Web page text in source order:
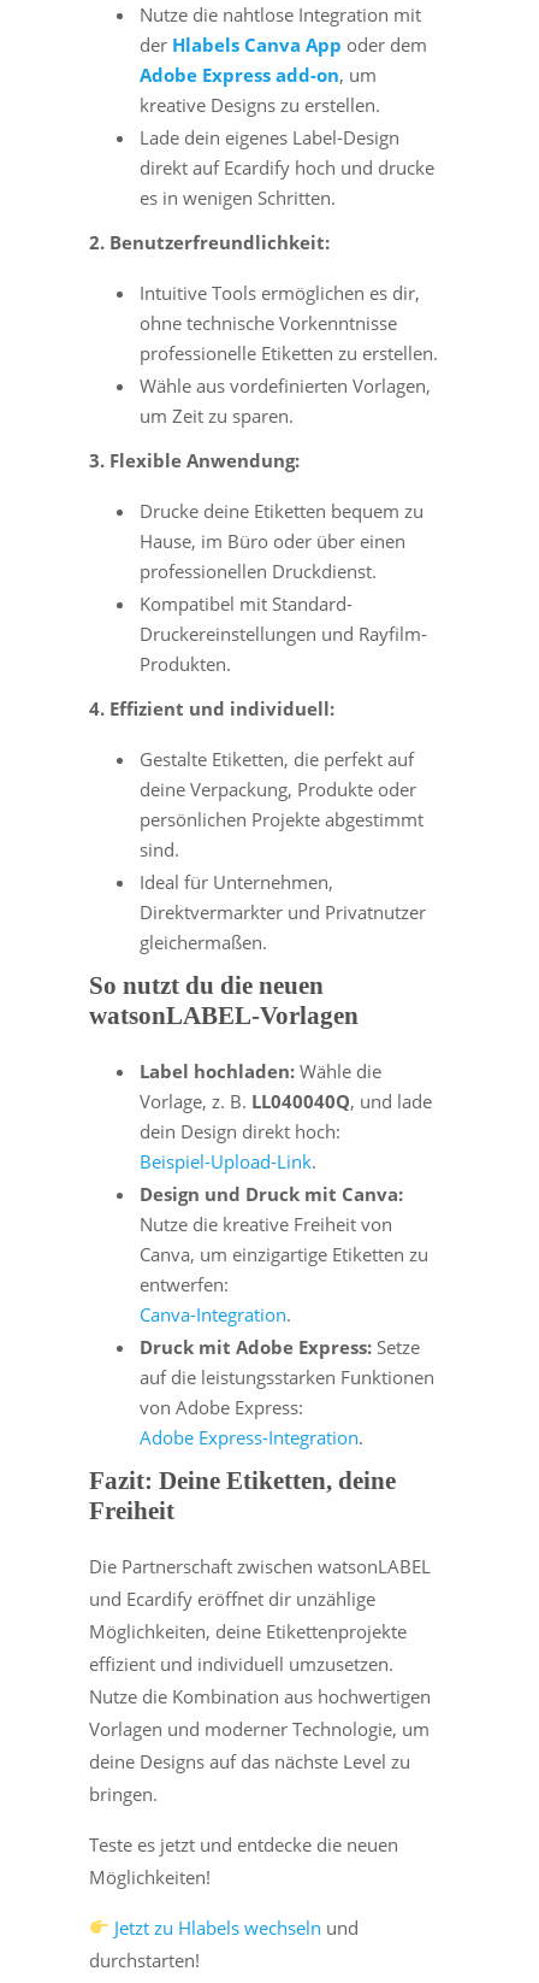
Nutze die nahtlose Integration mit
der Hlabels Canva App oder dem
Adobe Express add-on, um
kreative Designs zu erstellen.
Lade dein eigenes Label-Design
direkt auf Ecardify hoch und drucke
es in wenigen Schritten.
2. Benutzerfreundlichkeit:
Intuitive Tools ermöglichen es dir,
ohne technische Vorkenntnisse
professionelle Etiketten zu erstellen.
Wähle aus vordefinierten Vorlagen,
um Zeit zu sparen.
3. Flexible Anwendung:
Drucke deine Etiketten bequem zu
Hause, im Büro oder über einen
professionellen Druckdienst.
Kompatibel mit Standard-
Druckereinstellungen und Rayfilm-
Produkten.
4. Effizient und individuell:
Gestalte Etiketten, die perfekt auf
deine Verpackung, Produkte oder
persönlichen Projekte abgestimmt
sind.
Ideal für Unternehmen,
Direktvermarkter und Privatnutzer
gleichermaßen.
So nutzt du die neuen
watsonLABEL-Vorlagen
Label hochladen: Wähle die
Vorlage, z. B. LL040040Q, und lade
dein Design direkt hoch:
Beispiel-Upload-Link.
Design und Druck mit Canva:
Nutze die kreative Freiheit von
Canva, um einzigartige Etiketten zu
entwerfen:
Canva-Integration.
Druck mit Adobe Express: Setze
auf die leistungsstarken Funktionen
von Adobe Express:
Adobe Express-Integration.
Fazit: Deine Etiketten, deine
Freiheit
Die Partnerschaft zwischen watsonLABEL
und Ecardify eröffnet dir unzählige
Möglichkeiten, deine Etikettenprojekte
effizient und individuell umzusetzen.
Nutze die Kombination aus hochwertigen
Vorlagen und moderner Technologie, um
deine Designs auf das nächste Level zu
bringen.
Teste es jetzt und entdecke die neuen
Möglichkeiten!
Jetzt zu Hlabels wechseln und
durchstarten!